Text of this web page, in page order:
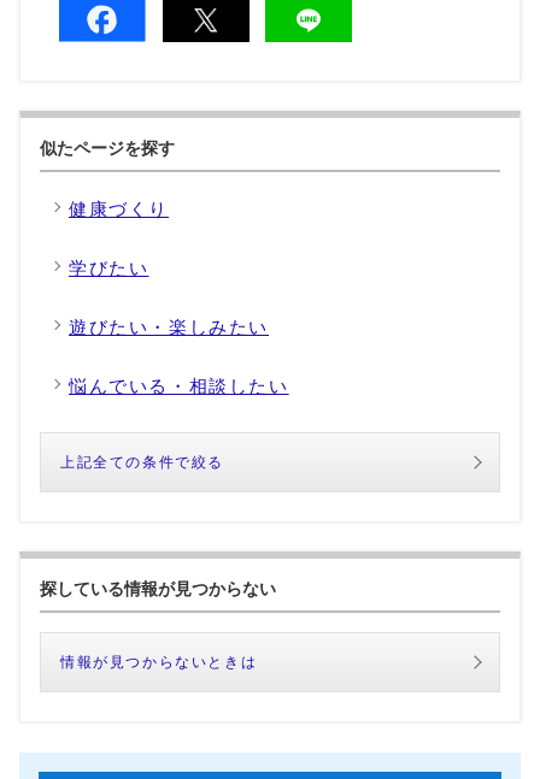
似たページを探す
健康づくり
学びたい
遊びたい・楽しみたい
悩んでいる・相談したい
上記全ての条件で絞る
探している情報が見つからない
情報が見つからないときは